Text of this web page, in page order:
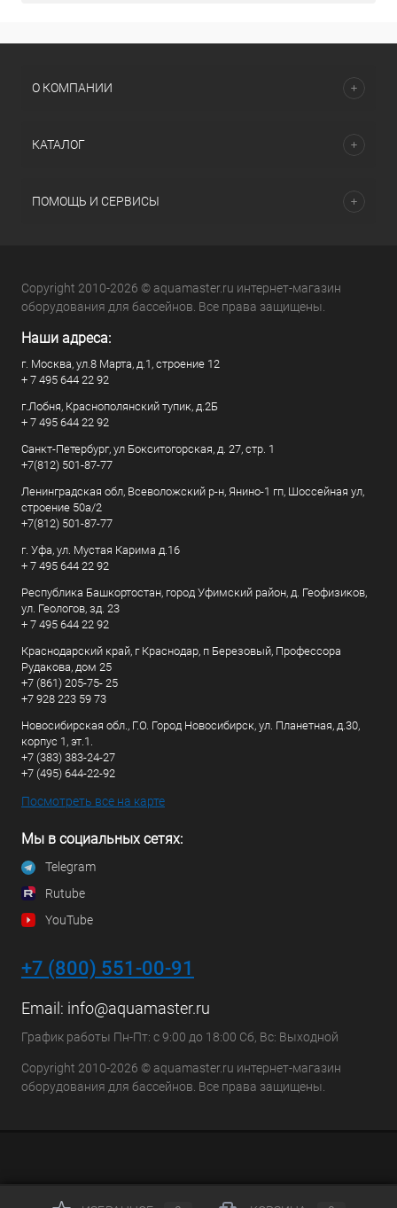
О КОМПАНИИ
КАТАЛОГ
ПОМОЩЬ И СЕРВИСЫ
Copyright 2010-2026 © aquamaster.ru интернет-магазин
оборудования для бассейнов. Все права защищены.
Наши адреса:
г. Москва, ул.8 Марта, д.1, строение 12
+ 7 495 644 22 92
г.Лобня, Краснополянский тупик, д.2Б
+ 7 495 644 22 92
Санкт-Петербург, ул Бокситогорская, д. 27, стр. 1
+7(812) 501-87-77
Ленинградская обл, Всеволожский р-н, Янино-1 гп, Шоссейная ул,
строение 50а/2
+7(812) 501-87-77
г. Уфа, ул. Мустая Карима д.16
+ 7 495 644 22 92
Республика Башкортостан, город Уфимский район, д. Геофизиков,
ул. Геологов, зд. 23
+ 7 495 644 22 92
Краснодарский край, г Краснодар, п Березовый, Профессора
Рудакова, дом 25
+7 (861) 205-75- 25
+7 928 223 59 73
Новосибирская обл., Г.О. Город Новосибирск, ул. Планетная, д.30,
корпус 1, эт.1.
+7 (383) 383-24-27
+7 (495) 644-22-92
Посмотреть все на карте
Мы в социальных сетях:
Telegram
Rutube
YouTube
+7 (800) 551-00-91
Email: info@aquamaster.ru
График работы Пн-Пт: с 9:00 до 18:00 Сб, Вс: Выходной
Copyright 2010-2026 © aquamaster.ru интернет-магазин
оборудования для бассейнов. Все права защищены.